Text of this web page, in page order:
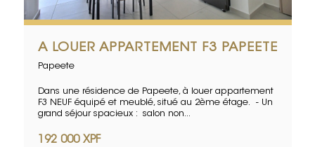
A LOUER APPARTEMENT F3 PAPEETE
Papeete
Dans une résidence de Papeete, à louer appartement
F3 NEUF équipé et meublé, situé au 2ème étage. - Un
grand séjour spacieux : salon non...
192 000 XPF